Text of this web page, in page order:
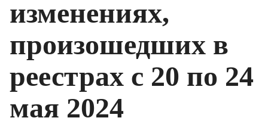
изменениях,
произошедших в
реестрах с 20 по 24
мая 2024